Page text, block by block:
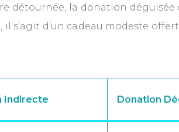
détournée, la donation
s’agit d’un cadeau modeste
Indirecte Donation